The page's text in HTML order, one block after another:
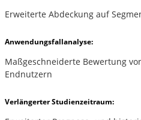
Erweiterte Abdeckung auf
Anwendungsfallanalyse:
Maßgeschneiderte Bewertung
Endnutzern
Verlängerter Studienzeitraum: